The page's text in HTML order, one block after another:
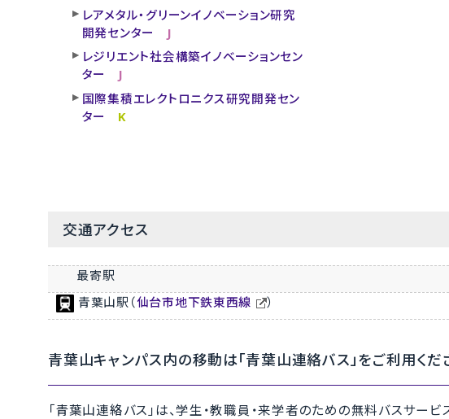
レアメタル・グリーンイノベーション研究
開発センター
J
レジリエント社会構築イノベーションセン
ター
J
国際集積エレクトロニクス研究開発セン
ター
K
交通アクセス
最寄駅
青葉山駅（仙台市地下鉄東西線 ）
青葉山キャンパス内の移動は「青葉山連絡バス」をご利用くだ
「青葉山連絡バス」は、学生・教職員・来学者のための無料バスサー